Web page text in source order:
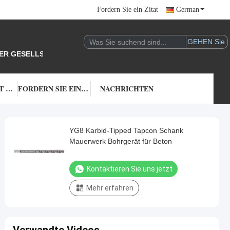
Fordern Sie ein Zitat German
GESELLSCHAFT.
TRETEN SIE MIT UNS IN VERBINDUNG FORDERN SIE EIN ZITAT NACHRICHTEN
YG8 Karbid-Tipped Tapcon Schank
Mauerwerk Bohrgerät für Beton
Kontaktieren Sie uns jetzt
Mehr erfahren